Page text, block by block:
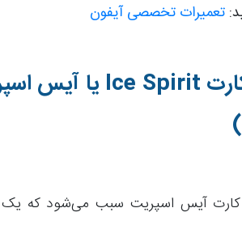
تعمیرات تخصصی آیفون
Ice Spirit یا آیس
کارت آیس اسپریت سبب می‌شود که یک